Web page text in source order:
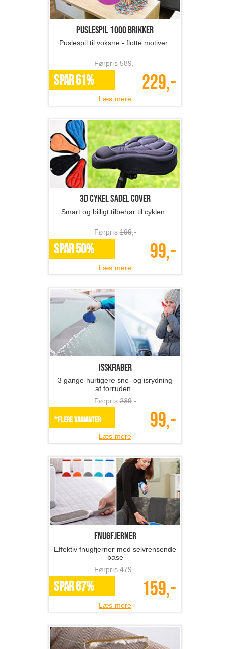
Puslespil 1000 brikker
Puslespil til voksne - flotte motiver..
Førpris589,-
SPAR 61% 229,-
Læs mere
3D cykel sadel cover
Smart og billigt tilbehør til cyklen..
Førpris199,-
SPAR 50% 99,-
Læs mere
Isskraber
3 gange hurtigere sne- og isrydning
af forruden..
Førpris239,-
*Flere varianter 99,-
Læs mere
Fnugfjerner
Effektiv fnugfjerner med selvrensende
base
Førpris479,-
SPAR 67% 159,-
Læs mere